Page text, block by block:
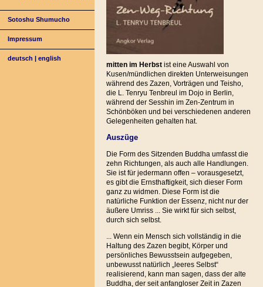
Sotoshu Shumucho
Impressum
deutsch |english
mitten im Herbstist eine Auswahl von
Kusen/mündlichen direkten Unterweisungen
während des Zazen, Vorträgen und Teisho,
die L. Tenryu Tenbreul im Dojo in Berlin,
während der Sesshin im Zen-Zentrum in
Schönböken und bei verschiedenen anderen
Gelegenheiten gehalten hat.
Auszüge
Die Form des Sitzenden Buddha umfasst die
zehn Richtungen, als auch alle Handlungen.
Sie ist für jedermann offen – vorausgesetzt,
es gibt die Ernsthaftigkeit, sich dieser Form
ganz zu widmen. Diese Form ist die
natürliche Funktion der Essenz, nicht nur der
äußere Umriss ... Sie wirkt für sich selbst,
durch sich selbst.
... Wenn ein Mensch sich vollständig in die
Haltung des Zazen begibt, Körper und
persönliches Bewusstsein aufgegeben,
unbewusst natürlich „leeres Selbst“
realisierend, kann man sagen, dass der alte
Buddha, der seit anfangloser Zeit in Zazen